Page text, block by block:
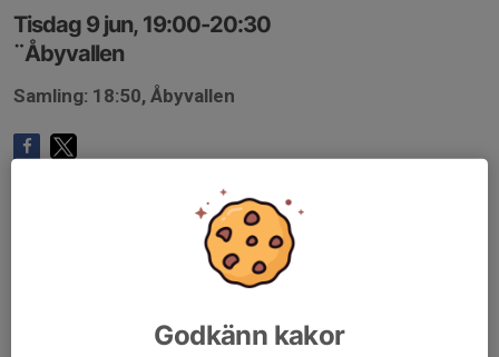
Tisdag 9 jun, 19:00-20:30
¨Åbyvallen
Samling: 18:50, Åbyvallen
Godkänn kakor